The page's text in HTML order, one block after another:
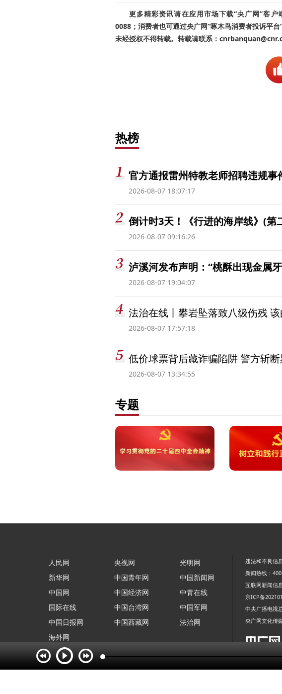
更多精彩资讯请在应用市场下载“央广网”客
0088；消费者也可通过央广网“啄木鸟消费者投诉平
未经授权不得转载。转载请联系：
热榜
官方通报雷州特教老师招聘违规事
2026-08-07 18:07:17
倒计时3天！《行进的海岸线》(第
2026-08-07 09:16:26
泸溪河发布声明：“桃酥出现金属
2026-08-07 19:04:07
法治在线丨攀岩坠落致八级伤残 该
2026-08-07 17:57:18
低价球票背后藏诈骗陷阱 警方斩
2026-08-07 13:34:55
专题
人民网
新华网
中国网
国际在线
中国日报网
海外网
央视网
中国青年网
中国经济网
中国台湾网
中国西藏网
光明网
中国新闻网
中青在线
中国军网
法治网
违法和不良信
新闻热线：
互联网新闻信
京ICP备
中央广播电视
央广网文化传